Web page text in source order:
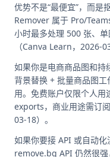
优势不是“最便宜”，而
Remover 属于 Pro/
小时最多处理 500 张、
（Canva Learn，2026-
如果你是电商商品图和
背景替换 + 批量商品图
用。免费账户仅限个人
exports，商业用途需订
03-18）。
如果你要接 API 或自动化
remove.bg API 仍然很